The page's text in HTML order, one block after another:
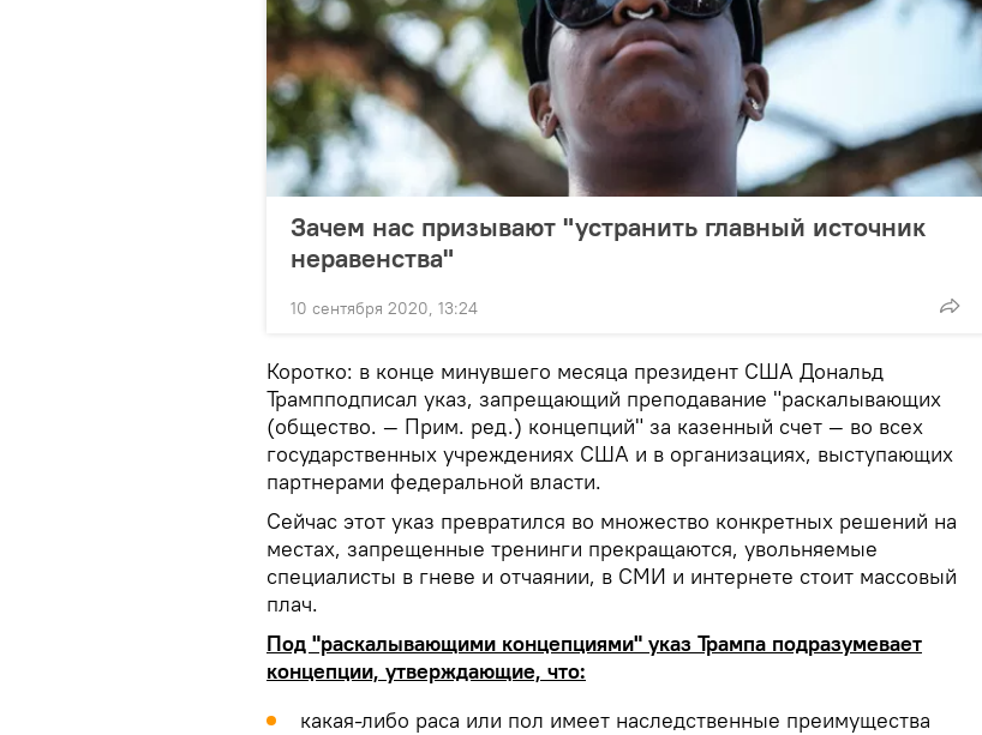
Зачем нас призывают "устранить главный источник
неравенства"
10 сентября 2020, 13:24
Коротко: в конце минувшего месяца президент США Дональд
Трампподписал указ, запрещающий преподавание "раскалывающих
(общество. — Прим. ред.) концепций" за казенный счет — во всех
государственных учреждениях США и в организациях, выступающих
партнерами федеральной власти.
Сейчас этот указ превратился во множество конкретных решений на
местах, запрещенные тренинги прекращаются, увольняемые
специалисты в гневе и отчаянии, в СМИ и интернете стоит массовый
плач.
Под "раскалывающими концепциями" указ Трампа подразумевает
концепции, утверждающие, что:
какая-либо раса или пол имеет наследственные преимущества